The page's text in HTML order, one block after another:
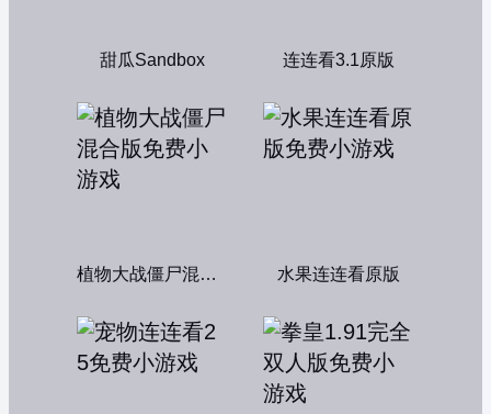
甜瓜Sandbox 连连看3.1原版
植物大战僵尸混合版 水果连连看原版